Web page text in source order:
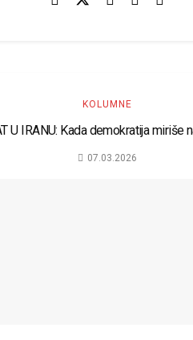
KOLUMNE
U IRANU: Kada demokratija miriše
07.03.2026